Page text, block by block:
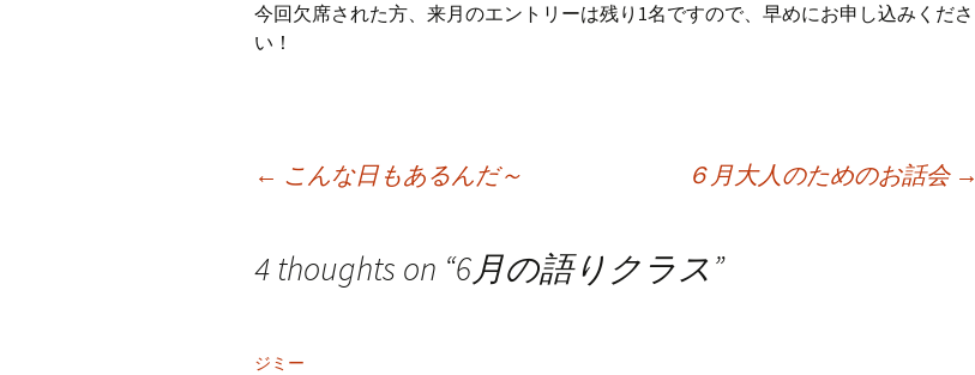
今回欠席された方、来月のエントリーは残り1名ですので、早めにお申し込みくださ
い！
← こんな日もあるんだ～ ６月大人のためのお話会 →
4 thoughts on “6月の語りクラス”
ジミー